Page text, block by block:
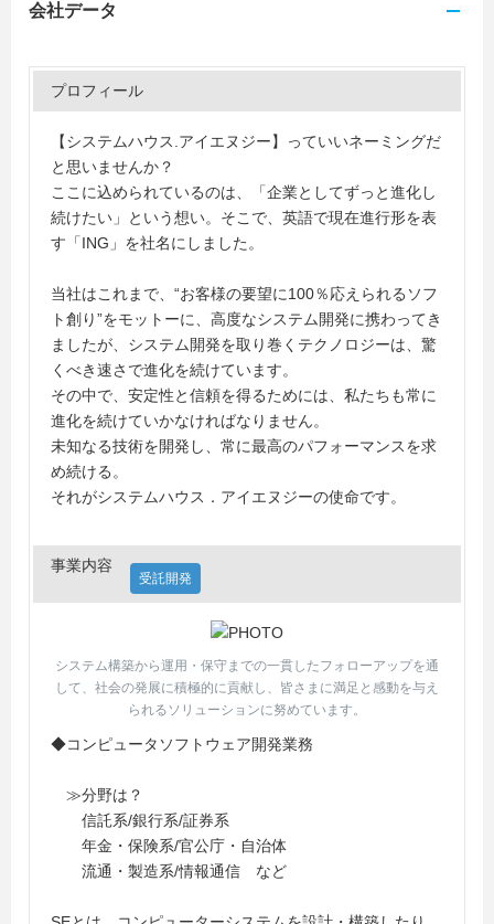
会社データ
プロフィール
【システムハウス.アイエヌジー】っていいネーミングだ
と思いませんか？
ここに込められているのは、「企業としてずっと進化し
続けたい」という想い。そこで、英語で現在進行形を表
す「ING」を社名にしました。
当社はこれまで、“お客様の要望に100％応えられるソフ
ト創り”をモットーに、高度なシステム開発に携わってき
ましたが、システム開発を取り巻くテクノロジーは、驚
くべき速さで進化を続けています。
その中で、安定性と信頼を得るためには、私たちも常に
進化を続けていかなければなりません。
未知なる技術を開発し、常に最高のパフォーマンスを求
め続ける。
それがシステムハウス．アイエヌジーの使命です。
事業内容
受託開発
システム構築から運用・保守までの一貫したフォローアップを通
して、社会の発展に積極的に貢献し、皆さまに満足と感動を与え
られるソリューションに努めています。
◆コンピュータソフトウェア開発業務
≫分野は？
信託系/銀行系/証券系
年金・保険系/官公庁・自治体
流通・製造系/情報通信 など